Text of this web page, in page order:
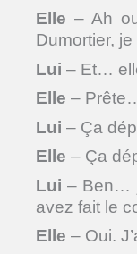
Elle – Ah
Dumortier,
Lui – Et…
Elle –
Lui – Ça
Elle – Ça
Lui – Ben…
avez fait le
Elle – Oui.